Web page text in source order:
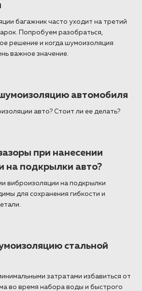
багажник часто уходит на третий
Попробуем разобраться,
решение и когда шумоизоляция
важное значение.
автомобиля
авто? Стоит ли ее делать?
при нанесении
на подкрылки авто?
виброизоляции на подкрылки
для сохранения гибкости и
стальной
затратами избавиться от
во время набора воды и быстрого